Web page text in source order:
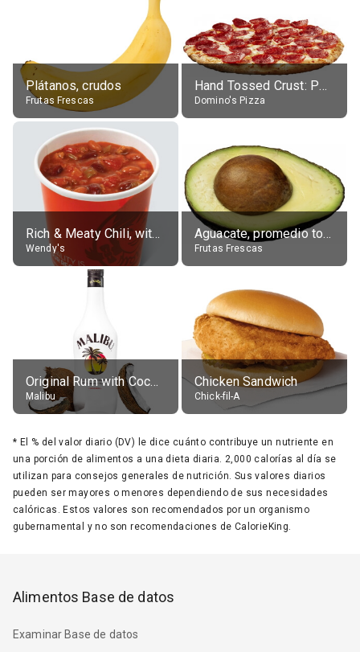
Plátanos, crudos
Frutas Frescas
Hand Tossed Crust: Pepperoni Pizza (Large 14")
Domino's Pizza
Rich & Meaty Chili, without toppings, large
Wendy's
Aguacate, promedio todos variedades, crudo
Frutas Frescas
Original Rum with Coconut Flavour (21% alc.)
Malibu
Chicken Sandwich
Chick-fil-A
* El % del valor diario (DV) le dice cuánto contribuye un nutriente en
una porción de alimentos a una dieta diaria. 2,000 calorías al día se
utilizan para consejos generales de nutrición. Sus valores diarios
pueden ser mayores o menores dependiendo de sus necesidades
calóricas. Estos valores son recomendados por un organismo
gubernamental y no son recomendaciones de CalorieKing.
Alimentos Base de datos
Examinar Base de datos